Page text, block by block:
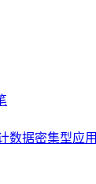
数据密集型应用